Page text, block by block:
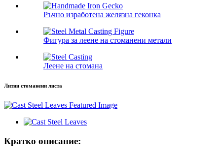
Ръчно изработена желязна геконка
Фигура за леене на стоманени метали
Леене на стомана
Литни стоманени листа
Кратко описание: